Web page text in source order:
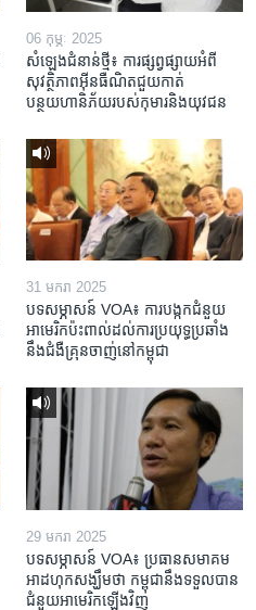
06 កុម្ភៈ 2025
សំឡេងជំនាន់ថ្មី៖ ការផ្សព្វផ្សាយអំពី
សុវត្ថិភាពអ៊ីនធឺណិតជួយកាត់
បន្ថយហានិភ័យរបស់កុមារនិងយុវជន
31 មករា 2025
បទសម្ភាសន៍ VOA៖ ការបង្កក​ជំនួយ​
អាមេរិក​ប៉ះពាល់ដល់​ការប្រយុទ្ធ​ប្រឆាំង​
នឹង​ជំងឺ​គ្រុនចាញ់​នៅ​កម្ពុជា
29 មករា 2025
បទសម្ភាសន៍ VOA៖ ប្រធាន​សមាគម​
អាដហុក​សង្ឃឹម​ថា កម្ពុជា​នឹង​ទទួល​បាន​
ជំនួយ​អាមេរិក​ឡើងវិញ